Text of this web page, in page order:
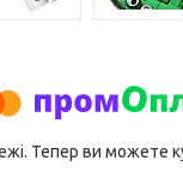
Тепер ви